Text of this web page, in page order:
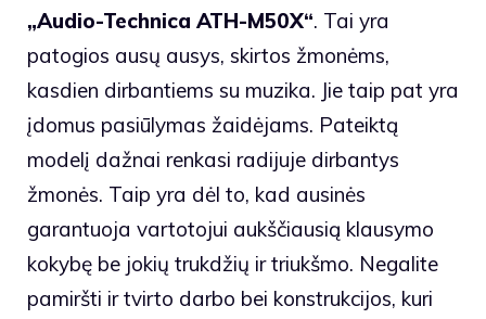
„Audio-Technica ATH-M50X“. Tai yra
patogios ausų ausys, skirtos žmonėms,
kasdien dirbantiems su muzika. Jie taip pat yra
įdomus pasiūlymas žaidėjams. Pateiktą
modelį dažnai renkasi radijuje dirbantys
žmonės. Taip yra dėl to, kad ausinės
garantuoja vartotojui aukščiausią klausymo
kokybę be jokių trukdžių ir triukšmo. Negalite
pamiršti ir tvirto darbo bei konstrukcijos, kuri